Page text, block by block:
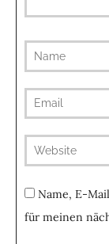
Name, E-
für meinen